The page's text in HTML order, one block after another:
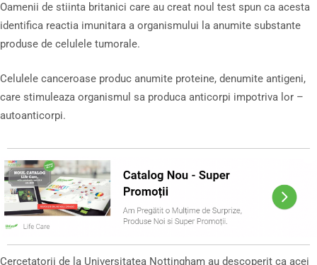
Oamenii de stiinta britanici care au creat noul test spun ca acesta
identifica reactia imunitara a organismului la anumite substante
produse de celulele tumorale.
Celulele canceroase produc anumite proteine, denumite antigeni,
care stimuleaza organismul sa produca anticorpi impotriva lor –
autoanticorpi.
Cercetatorii de la Universitatea Nottingham au descoperit ca acei